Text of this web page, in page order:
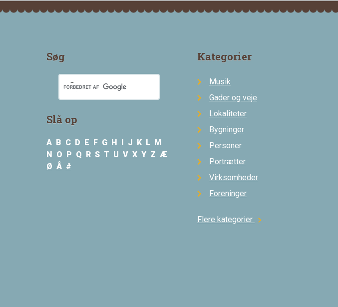
Søg
Slå op
A B C D E F G H I J K L M
N O P Q R S T U V X Y Z Æ
Ø Å #
Kategorier
Musik
Gader og veje
Lokaliteter
Bygninger
Personer
Portrætter
Virksomheder
Foreninger
Flere kategorier chevron_right